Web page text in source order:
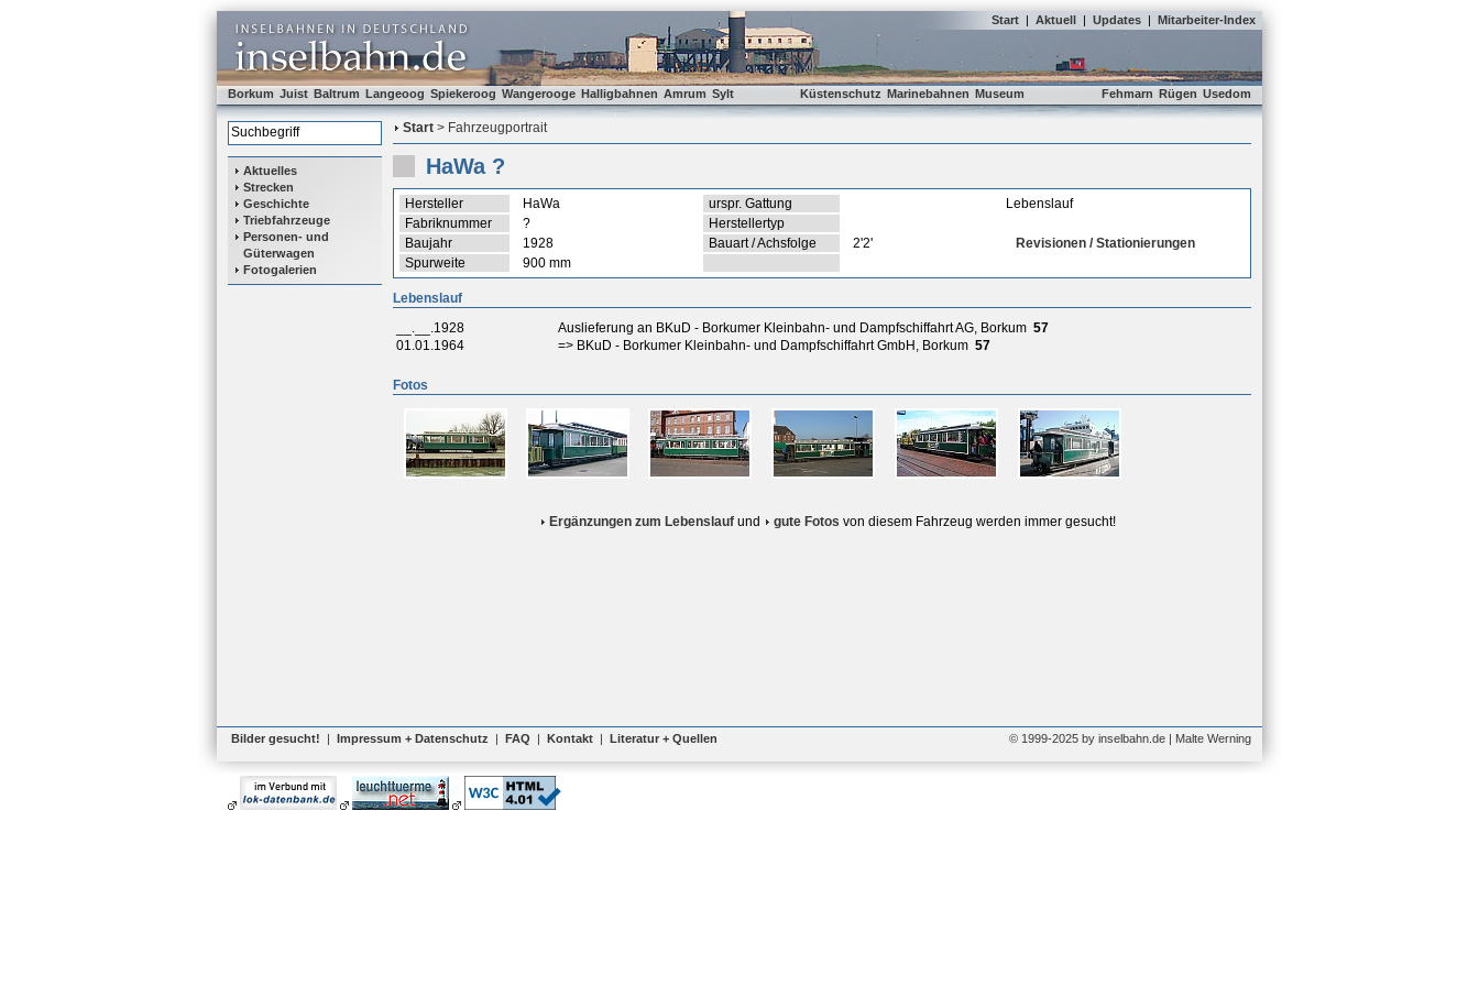
Start | Aktuell | Updates | Mitarbeiter-Index
Borkum Juist Baltrum Langeoog Spiekeroog Wangerooge Halligbahnen Amrum Sylt Küstenschutz Marinebahnen Museum Fehmarn Rügen Usedom
Aktuelles
Strecken
Geschichte
Triebfahrzeuge
Personen- und
Güterwagen
Fotogalerien
Start > Fahrzeugportrait
HaWa ?
Hersteller HaWa urspr. Gattung
Lebenslauf
Fabriknummer
?
Herstellertyp
Baujahr
1928 Bauart / Achsfolge 2'2'
Revisionen / Stationierungen
Spurweite
900 mm
Lebenslauf
__.__.1928
Auslieferung an BKuD - Borkumer Kleinbahn- und Dampfschiffahrt AG, Borkum 57
01.01.1964
=> BKuD - Borkumer Kleinbahn- und Dampfschiffahrt GmbH, Borkum 57
Fotos
Ergänzungen zum Lebenslauf und gute Fotos von diesem Fahrzeug werden immer gesucht!
Bilder gesucht! | Impressum + Datenschutz | FAQ | Kontakt | Literatur + Quellen © 1999-2025 by inselbahn.de | Malte Werning